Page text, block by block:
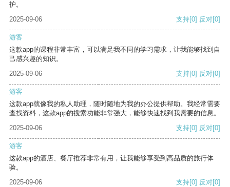
护。
2025-09-06
支持[0] 反对[0]
游客
这款app的课程非常丰富，可以满足我不同的学习需求，让我能够找到自
己感兴趣的知识。
2025-09-06
支持[0] 反对[0]
游客
这款app就像我的私人助理，随时随地为我的办公提供帮助。我经常需要
查找资料，这款app的搜索功能非常强大，能够快速找到我需要的信息。
2025-09-06
支持[0] 反对[0]
游客
这款app的酒店、餐厅推荐非常有用，让我能够享受到高品质的旅行体
验。
2025-09-06
支持[0] 反对[0]